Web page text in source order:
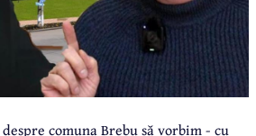
comuna Brebu să vorbim - cu